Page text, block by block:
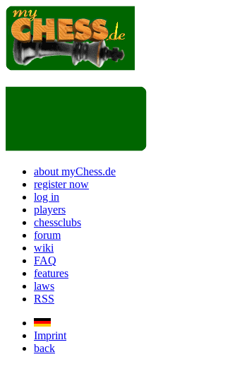
about myChess.de
register now
log in
players
chessclubs
forum
wiki
FAQ
features
laws
RSS
Imprint
back